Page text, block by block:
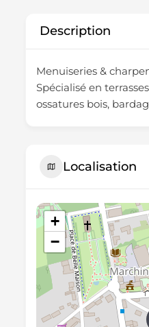
Description
Menuiseries &
Spécialisé en
ossatures bois,
Localisation
+
−